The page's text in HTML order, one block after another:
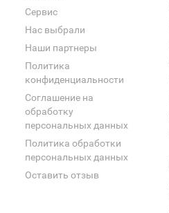
Сервис
Нас выбрали
Наши партнеры
Политика
конфиденциальности
Соглашение на
обработку
персональных данных
Политика обработки
персональных данных
Оставить отзыв